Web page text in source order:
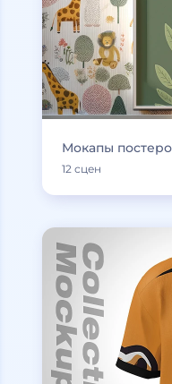
Мокапы
12 сцен